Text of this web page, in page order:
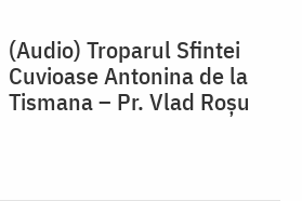
(Audio) Troparul Sfintei
Cuvioase Antonina de la
Tismana – Pr. Vlad Roșu